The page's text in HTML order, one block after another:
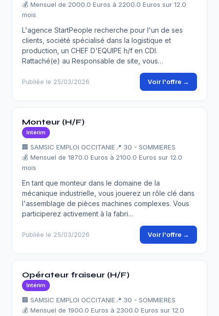
💰 Mensuel de 2000.0 Euros à 2200.0 Euros sur 12.0
mois
L'agence StartPeople recherche pour l'un de ses
clients, société spécialisé dans la logistique et
production, un CHEF D'EQUIPE h/f en CDI.
Rattaché(e) au Responsable de site, vous…
Publiée le 25/03/2026 Voir l'offre →
Monteur (H/F)
Intérim
🏢 SAMSIC EMPLOI OCCITANIE 📍 30 - SOMMIERES
💰 Mensuel de 1870.0 Euros à 2100.0 Euros sur 12.0
mois
En tant que monteur dans le domaine de la
mécanique industrielle, vous jouerez un rôle clé dans
l'assemblage de pièces machines complexes. Vous
participerez activement à la fabri…
Publiée le 25/03/2026 Voir l'offre →
Opérateur fraiseur (H/F)
Intérim
🏢 SAMSIC EMPLOI OCCITANIE 📍 30 - SOMMIERES
💰 Mensuel de 1900.0 Euros à 2300.0 Euros sur 12.0